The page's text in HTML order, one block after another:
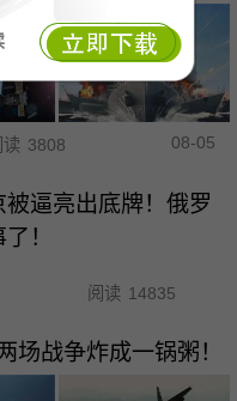
读 3808 08-05
被逼亮出底牌！俄罗
！
阅读 14835
场战争炸成一锅粥！